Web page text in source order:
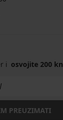
i osvojite 200 kn
PREUZIMATI